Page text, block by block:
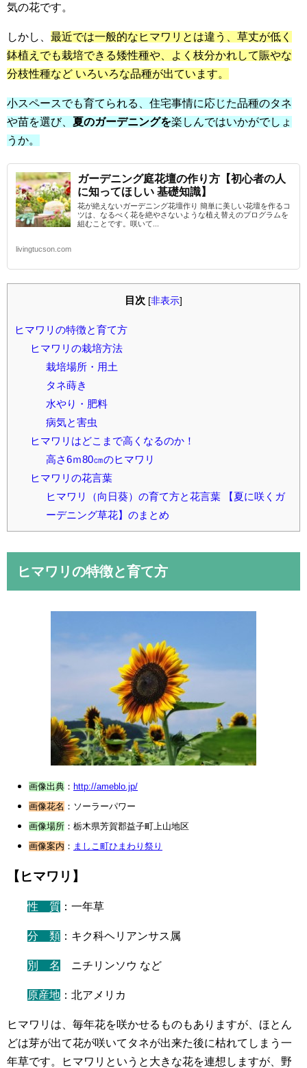
気の花です。
しかし、 最近では一般的なヒマワリとは違う、草丈が低く
鉢植えでも栽培できる矮性種や、よく枝分かれして賑やな
分枝性種など いろいろな品種が出ています。
小スペースでも育てられる、住宅事情に応じた品種のタネ
や苗を選び、 夏のガーデニングを楽しんではいかがでしょ
うか。
ガーデニング庭花壇の作り方【初心者の人
に知ってほしい 基礎知識】
花が絶えないガーデニング花壇作り 簡単に美しい花壇を作るコ
ツは、なるべく花を絶やさないような植え替えのプログラムを
組むことです。咲いて...
livingtucson.com
目次 [非表示]
ヒマワリの特徴と育て方
ヒマワリの栽培方法
栽培場所・用土
タネ蒔き
水やり・肥料
病気と害虫
ヒマワリはどこまで高くなるのか！
高さ6ｍ80㎝のヒマワリ
ヒマワリの花言葉
ヒマワリ（向日葵）の育て方と花言葉 【夏に咲くガ
ーデニング草花】のまとめ
ヒマワリの特徴と育て方
画像出典 ： http://ameblo.jp/
画像花名 ：ソーラーパワー
画像場所 ：栃木県芳賀郡益子町上山地区
画像案内 ： ましこ町ひまわり祭り
【ヒマワリ】
性 質 ：一年草
分 類 ：キク科ヘリアンサス属
別 名 ニチリンソウ など
原産地 ：北アメリカ
ヒマワリは、毎年花を咲かせるものもありますが、ほとん
どは芽が出て花が咲いてタネが出来た後に枯れてしまう一
年草です。ヒマワリというと大きな花を連想しますが、野